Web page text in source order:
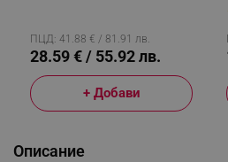
ПЦД: 41.88 € / 81.91 лв.
28.59 € / 55.92 лв.
+ Добави
Описание